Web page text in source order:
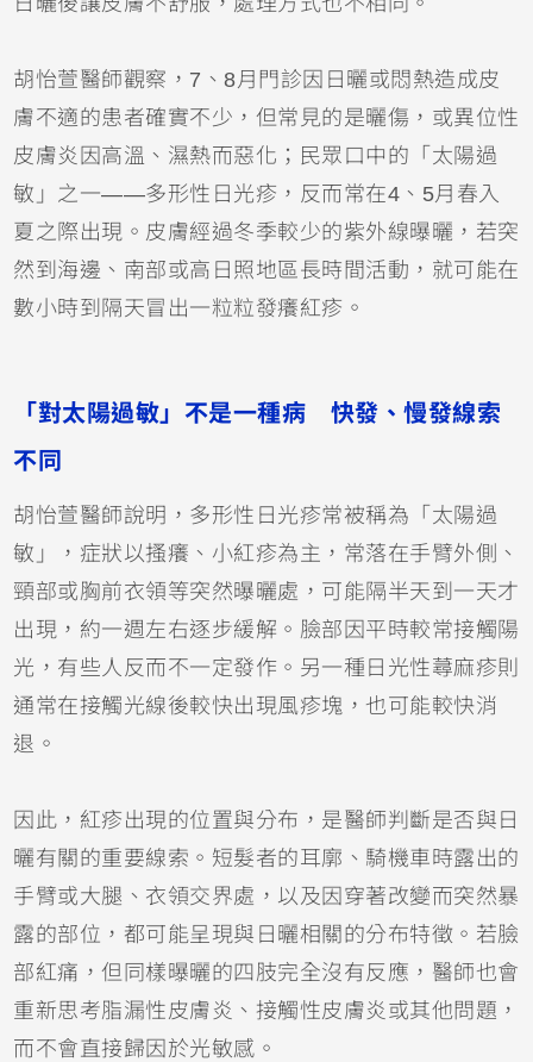
胡怡萱醫師觀察，7、8月門診因日曬或悶熱造成皮
膚不適的患者確實不少，但常見的是曬傷，或異位性
皮膚炎 因高溫、濕熱而惡化；民眾口中的「太陽過
敏」之一——多形性日光疹，反而常在4、5月春入
夏之際出現。皮膚經過冬季較少的紫外線曝曬，若突
然到海邊、南部或高日照地區長時間活動，就可能在
數小時到隔天冒出一粒粒發癢紅疹。
「對太陽過敏」不是一種病 快發、慢發線索
不同
胡怡萱醫師說明，多形性日光疹常被稱為「太陽過
敏」，症狀以搔癢、小紅疹為主，常落在手臂外側、
頸部或胸前衣領等突然曝曬處，可能隔半天到一天才
出現，約一週左右逐步緩解。臉部因平時較常接觸陽
光，有些人反而不一定發作。另一種日光性蕁麻疹則
通常在接觸光線後較快出現風疹塊，也可能較快消
退。
因此，紅疹出現的位置與分布，是醫師判斷是否與日
曬有關的重要線索。短髮者的耳廓、騎機車時露出的
手臂或大腿、衣領交界處，以及因穿著改變而突然暴
露的部位，都可能呈現與日曬相關的分布特徵。若臉
部紅痛，但同樣曝曬的四肢完全沒有反應，醫師也會
重新思考脂漏性皮膚炎、 接觸性皮膚炎 或其他問題，
而不會直接歸因於光敏感。